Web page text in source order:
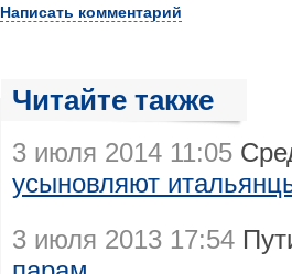
Написать комментарий
Читайте также
3 июля 2014 11:05
усыновляют
3 июля 2013 17:54